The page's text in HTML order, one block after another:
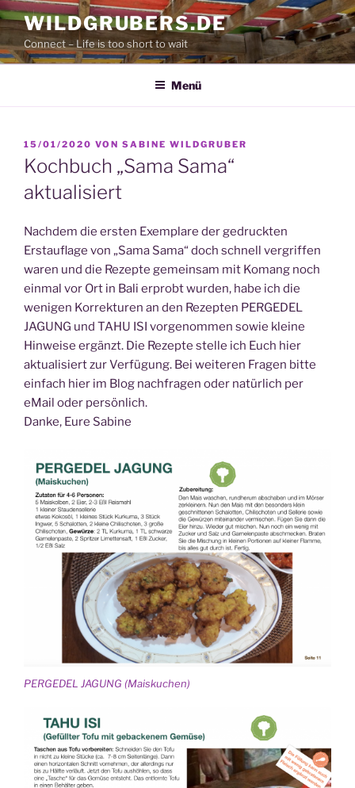
Zum
Inhalt
springen
WILDGRUBERS.DE
Connect – Life is too short to wait
Menü
VERÖFFENTLICHT
AM
15/01/2020 VON SABINE WILDGRUBER
Kochbuch „Sama Sama“
aktualisiert
Nachdem die ersten Exemplare der gedruckten
Erstauflage von „Sama Sama“ doch schnell vergriffen
waren und die Rezepte gemeinsam mit Komang noch
einmal vor Ort in Bali erprobt wurden, habe ich die
wenigen Korrekturen an den Rezepten PERGEDEL
JAGUNG und TAHU ISI vorgenommen sowie kleine
Hinweise ergänzt. Die Rezepte stelle ich Euch hier
aktualisiert zur Verfügung. Bei weiteren Fragen bitte
einfach hier im Blog nachfragen oder natürlich per
eMail oder persönlich.
Danke, Eure Sabine
PERGEDEL JAGUNG (Maiskuchen)